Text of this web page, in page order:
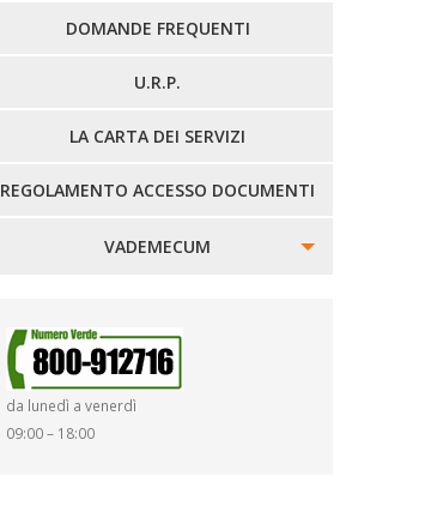
DOMANDE FREQUENTI
U.R.P.
LA CARTA DEI SERVIZI
REGOLAMENTO ACCESSO DOCUMENTI
VADEMECUM
SMARRIMENTO OGGETTI
DIRITTI E DOVERI
da lunedì a venerdì
09:00 – 18:00